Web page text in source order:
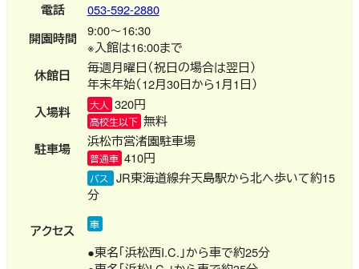
電話 053-592-2880
開園時間
9:00～16:30
※入館は16:00まで
休館日
毎週月曜日（祝日の場合は翌日）
年末年始（12月30日から1月1日）
入場料 大人 320円
高校生以下 無料
駐車場 浜松市営渚園駐車場
普通車 410円
アクセス
バス
JR東海道線弁天島駅から北へ歩いて約15
分
車
●東名「浜松西I.C.」から車で約25分